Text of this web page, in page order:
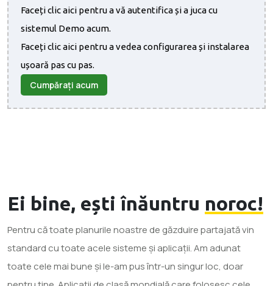
Faceți clic aici pentru a vă autentifica și a juca cu
sistemul Demo acum.
Faceți clic aici pentru a vedea configurarea și instalarea
ușoară pas cu pas.
Cumpărați acum
Ei bine, ești înăuntru noroc!
Pentru că toate planurile noastre de găzduire partajată vin
standard cu toate acele sisteme și aplicații. Am adunat
toate cele mai bune și le-am pus într-un singur loc, doar